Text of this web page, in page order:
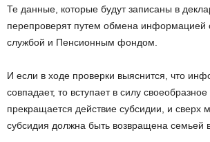
Те данные, которые будут записаны в
перепроверят путем обмена информацией
службой и Пенсионным фондом.
И если в ходе проверки выяснится, что
совпадает, то вступает в силу
прекращается действие субсидии, и сверх
субсидия должна быть возвращена семьей